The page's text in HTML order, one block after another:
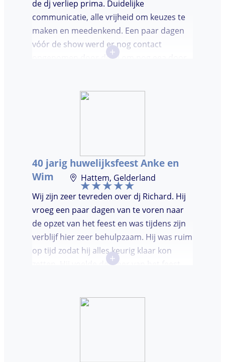
de dj verliep prima. Duidelijke
communicatie, alle vrijheid om keuzes te
maken en meedenkend. Een paar dagen
vóór de show werd er nog contact
opgenomen door de dj om nog eea door
met een klein clubje mensen en dat had
moest worden. Er was de mogelijkheid om
verzoeknummers aan te vragen.
+
40 jarig huwelijksfeest Anke en
Wim
Hattem, Gelderland
Wij zijn zeer tevreden over dj Richard. Hij
vroeg een paar dagen van te voren naar
de opzet van het feest en was tijdens zijn
verblijf hier zeer behulpzaam. Hij was ruim
op tijd zodat hij alles keurig klaar kon
zetten. Hij voelde de sfeer van het feest
doorpraatte. Het was heel leuk dat er
+